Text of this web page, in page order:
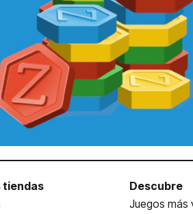
tiendas
Descubre
Juegos más